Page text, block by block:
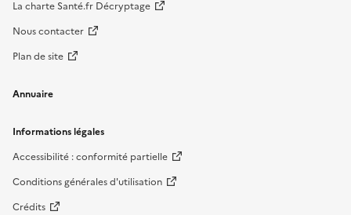
La charte Santé.fr Décryptage
Nous contacter
Plan de site
Annuaire
Informations légales
Accessibilité : conformité partielle
Conditions générales d'utilisation
Crédits